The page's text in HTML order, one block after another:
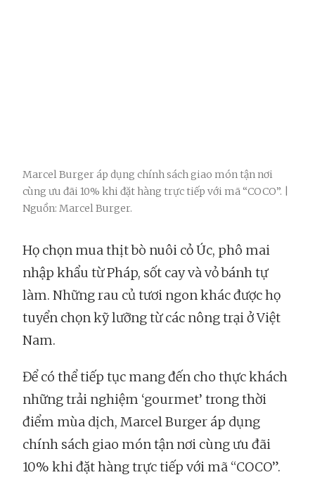
Marcel Burger áp dụng chính sách giao món tận nơi
cùng ưu đãi 10% khi đặt hàng trực tiếp với mã “COCO”. |
Nguồn: Marcel Burger.
Họ chọn mua thịt bò nuôi cỏ Úc, phô mai
nhập khẩu từ Pháp, sốt cay và vỏ bánh tự
làm. Những rau củ tươi ngon khác được họ
tuyển chọn kỹ lưỡng từ các nông trại ở Việt
Nam.
Để có thể tiếp tục mang đến cho thực khách
những trải nghiệm ‘gourmet’ trong thời
điểm mùa dịch, Marcel Burger áp dụng
chính sách giao món tận nơi cùng ưu đãi
10% khi đặt hàng trực tiếp với mã “COCO”.